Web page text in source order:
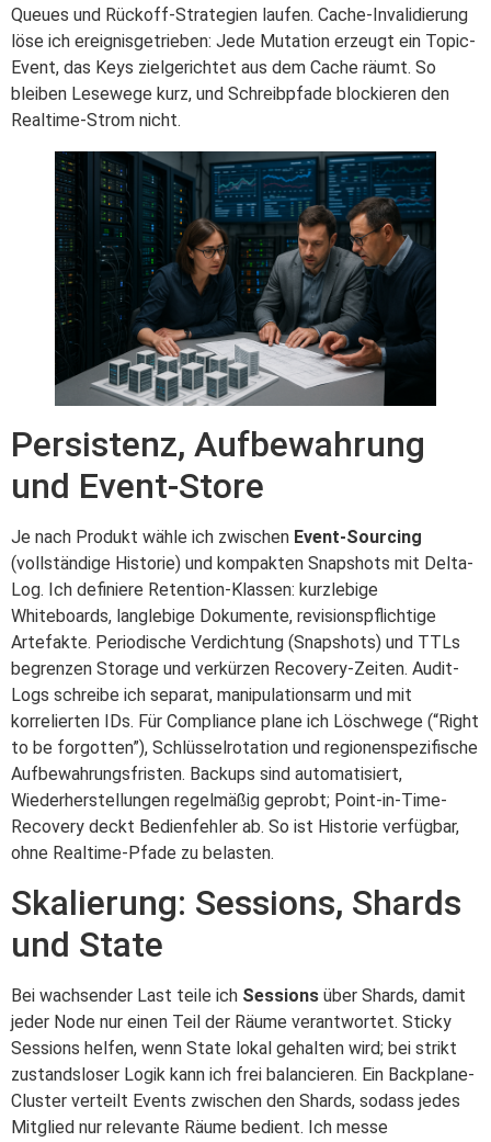
Queues und Rückoff-Strategien laufen. Cache-Invalidierung
löse ich ereignisgetrieben: Jede Mutation erzeugt ein Topic-
Event, das Keys zielgerichtet aus dem Cache räumt. So
bleiben Lesewege kurz, und Schreibpfade blockieren den
Realtime-Strom nicht.
Persistenz, Aufbewahrung
und Event-Store
Je nach Produkt wähle ich zwischen Event-Sourcing
(vollständige Historie) und kompakten Snapshots mit Delta-
Log. Ich definiere Retention-Klassen: kurzlebige
Whiteboards, langlebige Dokumente, revisionspflichtige
Artefakte. Periodische Verdichtung (Snapshots) und TTLs
begrenzen Storage und verkürzen Recovery-Zeiten. Audit-
Logs schreibe ich separat, manipulationsarm und mit
korrelierten IDs. Für Compliance plane ich Löschwege (“Right
to be forgotten”), Schlüsselrotation und regionenspezifische
Aufbewahrungsfristen. Backups sind automatisiert,
Wiederherstellungen regelmäßig geprobt; Point-in-Time-
Recovery deckt Bedienfehler ab. So ist Historie verfügbar,
ohne Realtime-Pfade zu belasten.
Skalierung: Sessions, Shards
und State
Bei wachsender Last teile ich Sessions über Shards, damit
jeder Node nur einen Teil der Räume verantwortet. Sticky
Sessions helfen, wenn State lokal gehalten wird; bei strikt
zustandsloser Logik kann ich frei balancieren. Ein Backplane-
Cluster verteilt Events zwischen den Shards, sodass jedes
Mitglied nur relevante Räume bedient. Ich messe